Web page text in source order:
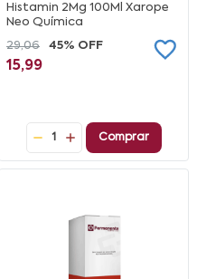
Histamin 2Mg 100Ml Xarope
Neo Química
29,06
45% OFF
15,99
1 Comprar